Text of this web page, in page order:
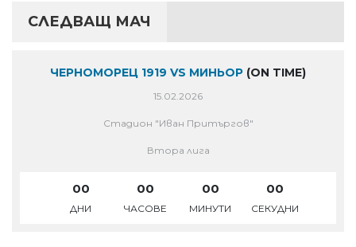
СЛЕДВАЩ МАЧ
ЧЕРНОМОРЕЦ 1919 VS МИНЬОР (ON TIME)
15.02.2026
Стадион "Иван Притъргов"
Втора лига
00
ДНИ
00
ЧАСОВЕ
00
МИНУТИ
00
СЕКУДНИ